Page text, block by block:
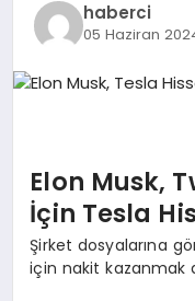
EĞITIM
SAĞLIK
SPOR
haberci
05 Haziran
Elon Musk,
İçin Tesla
Şirket dosyalarına
için nakit kazanmak